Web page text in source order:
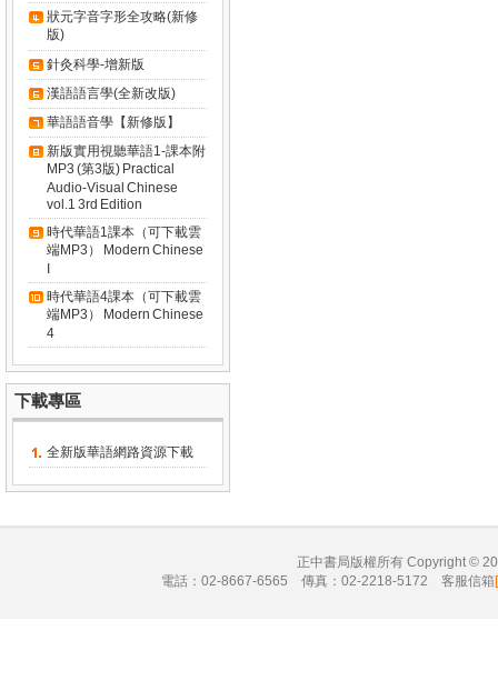
狀元字音字形全攻略(新修
版)
針灸科學-增新版
漢語語言學(全新改版)
華語語音學【新修版】
新版實用視聽華語1-課本附
MP3 (第3版) Practical
Audio-Visual Chinese
vol.1 3rd Edition
時代華語1課本（可下載雲
端MP3） Modern Chinese
I
時代華語4課本（可下載雲
端MP3） Modern Chinese
4
下載專區
全新版華語網路資源下載
正中書局版權所有 Copyright ©
電話：02-8667-6565 傳真：02-2218-5172 客服信箱